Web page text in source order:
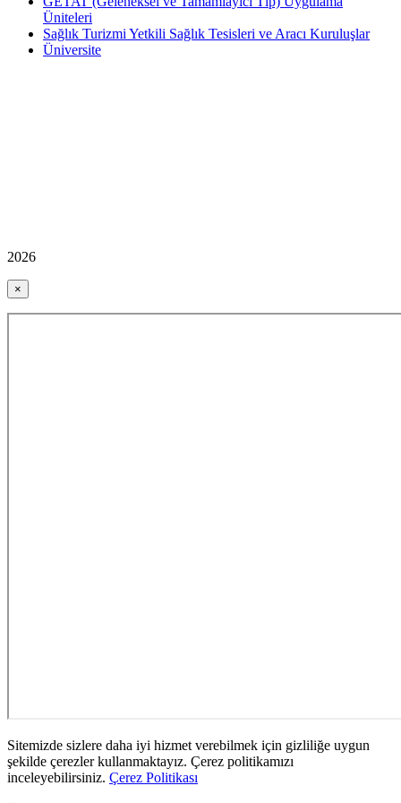
Üniteleri
Sağlık Turizmi Yetkili Sağlık Tesisleri ve Aracı Kuruluşlar
Üniversite
2026
×
Sitemizde sizlere daha iyi hizmet verebilmek için gizliliğe uygun
şekilde çerezler kullanmaktayız. Çerez politikamızı
inceleyebilirsiniz. Çerez Politikası